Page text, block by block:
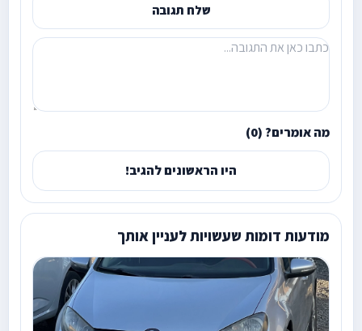
שלח תגובה
מה אומרים? (0)
היו הראשונים להגיב!
מודעות דומות שעשויות לעניין אותך